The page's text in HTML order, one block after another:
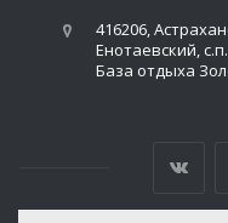
416206,
Енотаевский,
База отдыха